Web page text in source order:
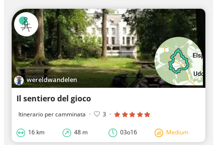
wereldwandelen
Il sentiero del gioco
Itinerario per camminata · 3 ·
16 km 48 m 03o16 Medium